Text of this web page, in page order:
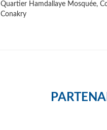
Quartier Hamdallaye Mosquée,
Conakry